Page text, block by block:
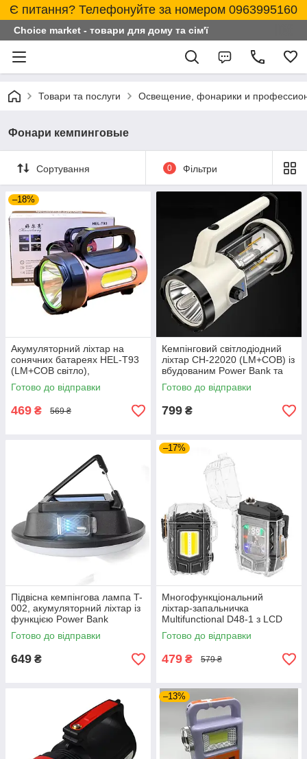
Є питання? Телефонуйте за номером 0963995160
Choice market - товари для дому та сім'ї
Товари та послуги Освещение, фонарики и
Фонари кемпинговые
Сортування 0 Фільтри
–18%
Акумуляторний ліхтар на
сонячних батареях HEL-T93
(LM+COB світло),
кемпінговий переносний
ліхтар-павербанк
Готово до відправки
469 ₴ 569 ₴
Кемпінговий світлодіодний
ліхтар CH-22020 (LM+COB) із
вбудованим Power Bank та
плавним регулюванням,
зарядка Type-C, 2 режими
Готово до відправки
799 ₴
Підвісна кемпінгова лампа T-
002, акумуляторний ліхтар із
функцією Power Bank
Готово до відправки
649 ₴
–17%
Многофункціональний
ліхтар-запальничка
Multifunctional D48-1 з LCD
дисплеєм, кишеньковий
брелок-ліхтар USB-C (11
Готово до відправки
479 ₴ 579 ₴
–13%